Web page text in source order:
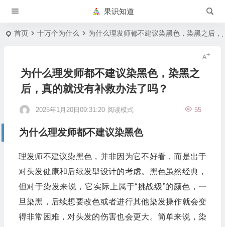
果识知道
首页 十万个为什么 为什么理发师都不建议染黑色，染黑之后
为什么理发师都不建议染黑色，染黑之
后，真的就没有补救办法了吗？
2025年1月20日09:31:20 55
阅读模式
为什么理发师都不建议染黑色
理发师不建议染黑色，并非因为它不好看，而是出于
对头发健康和后续发型设计的考虑。黑色虽然经典，
但对于染发来说，它实际上属于“挑战级”的颜色，一
旦染黑，后续想要改色或者进行其他染发操作就会变
得非常困难，对头发的伤害也会更大。简单来说，染